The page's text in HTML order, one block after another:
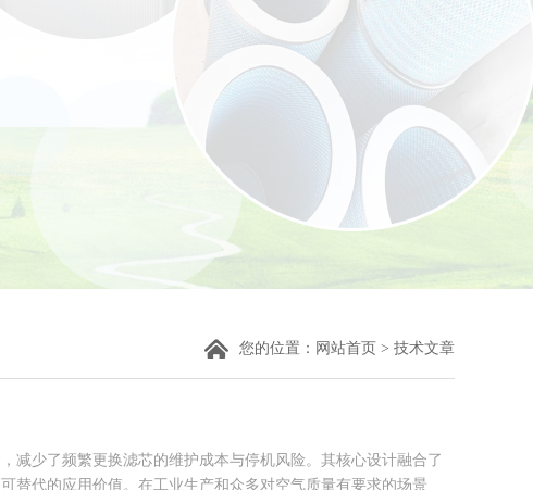
您的位置： 网站首页 > 技术文章
减少了频繁更换滤芯的维护成本与停机风险。其核心设计融合了
替代的应用价值。在工业生产和众多对空气质量有要求的场景